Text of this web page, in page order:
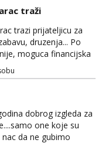
traži
trazi prijateljicu za
druzenja... Po
moguca financijska
dobrog izgleda za
one koje su
da ne gubimo